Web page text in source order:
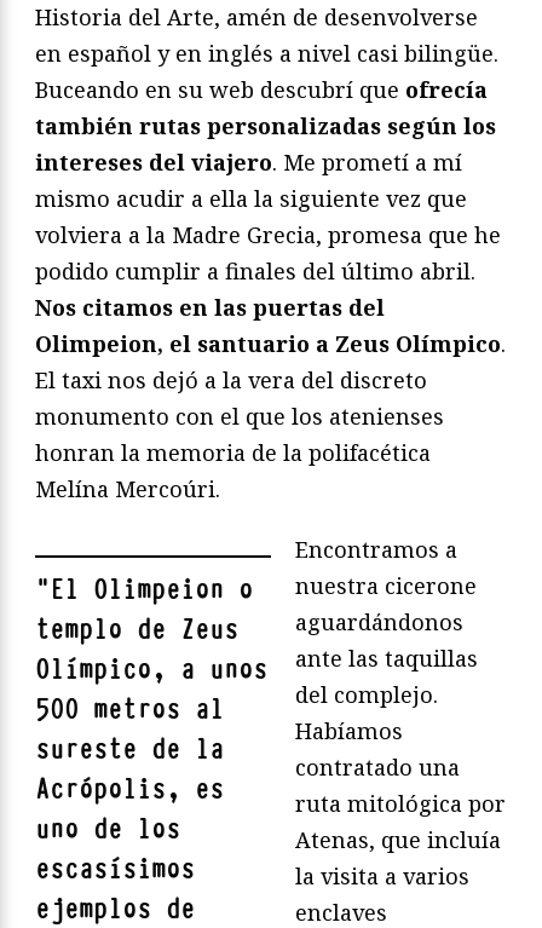
Historia del Arte, amén de desenvolverse
en español y en inglés a nivel casi bilingüe.
Buceando en su web descubrí que ofrecía
también rutas personalizadas según los
intereses del viajero. Me prometí a mí
mismo acudir a ella la siguiente vez que
volviera a la Madre Grecia, promesa que he
podido cumplir a finales del último abril.
Nos citamos en las puertas del
Olimpeion, el santuario a Zeus Olímpico.
El taxi nos dejó a la vera del discreto
monumento con el que los atenienses
honran la memoria de la polifacética
Melína Mercoúri.
"El Olimpeion o
templo de Zeus
Olímpico, a unos
500 metros al
sureste de la
Acrópolis, es
uno de los
escasísimos
ejemplos de
Encontramos a
nuestra cicerone
aguardándonos
ante las taquillas
del complejo.
Habíamos
contratado una
ruta mitológica por
Atenas, que incluía
la visita a varios
enclaves